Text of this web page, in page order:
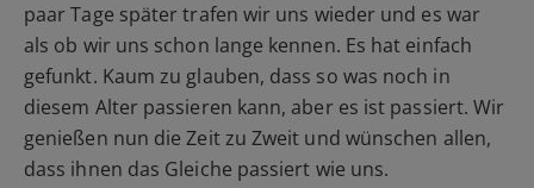
paar Tage später trafen wir uns wieder und es war
als ob wir uns schon lange kennen. Es hat einfach
gefunkt. Kaum zu glauben, dass so was noch in
diesem Alter passieren kann, aber es ist passiert. Wir
genießen nun die Zeit zu Zweit und wünschen allen,
dass ihnen das Gleiche passiert wie uns.